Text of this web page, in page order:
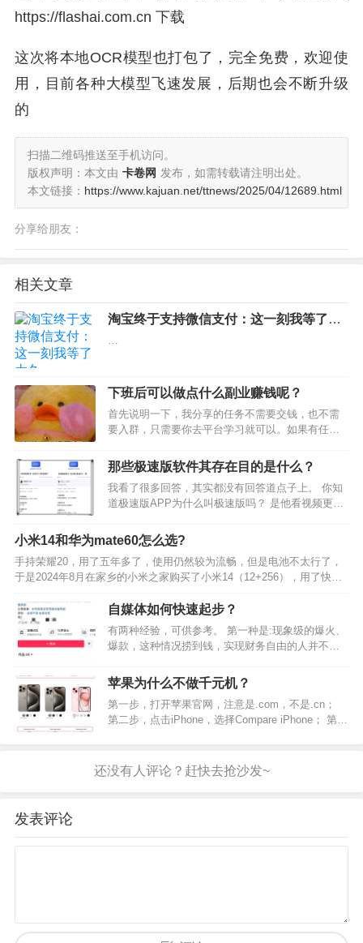
https://flashai.com.cn 下载
这次将本地OCR模型也打包了，完全免费，欢迎使
用，目前各种大模型飞速发展，后期也会不断升级
的
扫描二维码推送至手机访问。
版权声明：本文由 卡卷网 发布，如需转载请注明出处。
本文链接： https://www.kajuan.net/ttnews/2025/04/12689.html
分享给朋友：
相关文章
淘宝终于支持微信支付：这一刻我等了太
…
下班后可以做点什么副业赚钱呢？
首先说明一下，我分享的任务不需要交钱，也不需
要入群，只需要你去平台学习就可以。如果有任何
大家分享 7大赚钱副业，新手小白0粉丝 0门槛0技术
都可以去做，不说大富大贵，但是赚个零花钱还是
可以。如…
那些极速版软件其存在目的是什么？
我看了很多回答，其实都没有回答道点子上。 你知
道极速版APP为什么叫极速版吗？ 是他看视频更快
装速度更快而已，所以叫极速版app。当然啦，现在
极速版APP和原声版APP，安装包已经没有区别
了，这…
小米14和华为mate60怎么选?
手持荣耀20，用了五年多了，使用仍然较为流畅，但是电池不太行了，
于是2024年8月在家乡的小米之家购买了小米14（12+256），用了快两
个月吧，说说使用体验。 外观层面，由于我使用的荣耀20放在现在妥妥
地属于小屏，习惯了小屏，遂购买小米1…
自媒体如何快速起步？
有两种经验，可供参考。 第一种是:现象级的爆火、
爆款，这种情况捞到钱，实现财务自由的人并不
号可以火、可以短时间内赚到普通人一辈子赚不到
的钱，他们自己也不一定能说清楚，因为赶上了风
口（内外部情况）。…
苹果为什么不做千元机？
第一步，打开苹果官网，注意是.com，不是.cn；
第二步，点击iPhone，选择Compare iPhone； 第三
么苹果…
发表评论